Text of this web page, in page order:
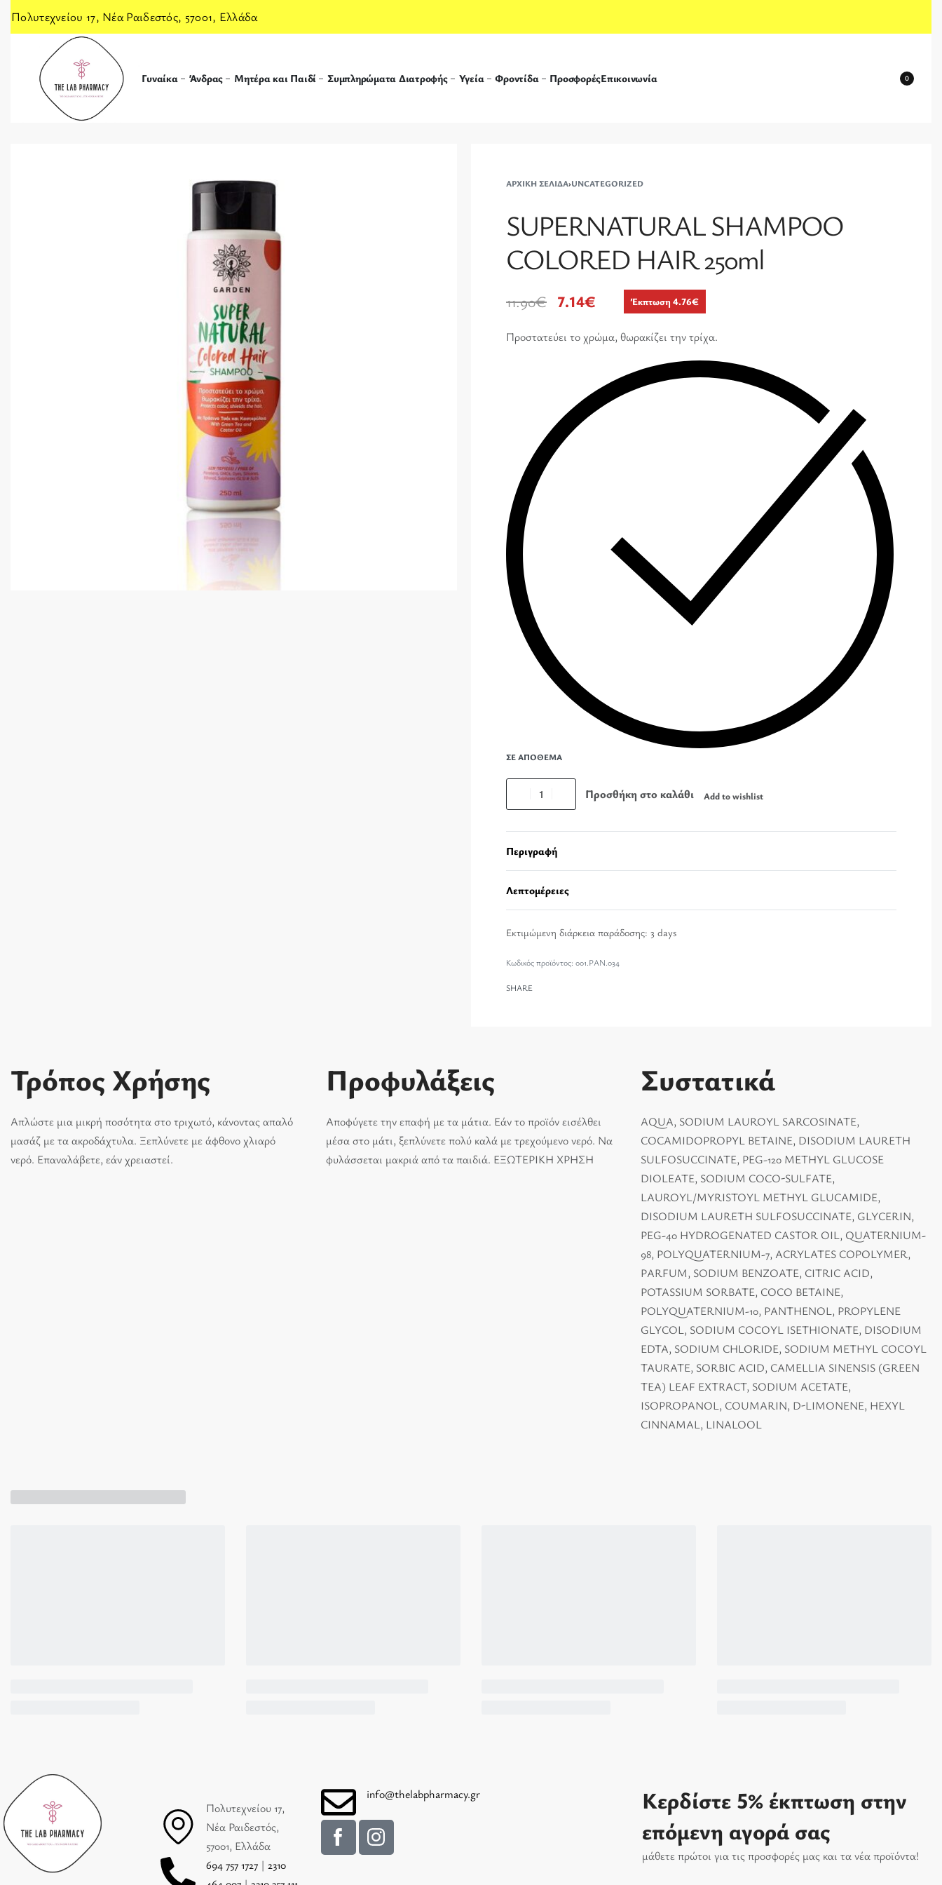
Πολυτεχνείου 17, Νέα Ραιδεστός, 57001, Ελλάδα
Γυναίκα Άνδρας Μητέρα και Παιδί Συμπληρώματα Διατροφής Υγεία Φροντίδα ΠροσφορέςΕπικοινωνία 0
ΑΡΧΙΚΉ ΣΕΛΊΔΑ›UNCATEGORIZED
SUPERNATURAL SHAMPOO
COLORED HAIR 250ml
11.90€ 7.14€ Έκπτωση 4.76€
Προστατεύει το χρώµα, θωρακίζει την τρίχα.
ΣΕ ΑΠΌΘΕΜΑ
Προσθήκη στο καλάθι Add to wishlist
Περιγραφή
Λεπτομέρειες
Εκτιμώμενη διάρκεια παράδοσης: 3 days
001.PAN.034
SHARE
Τρόπος Χρήσης
Απλώστε µια µικρή ποσότητα στο τριχωτό, κάνοντας απαλό
µασάζ µε τα ακροδάχτυλα. Ξεπλύνετε µε άφθονο χλιαρό
νερό. Επαναλάβετε, εάν χρειαστεί.
Προφυλάξεις
Αποφύγετε την επαφή με τα μάτια. Εάν το προϊόν εισέλθει
μέσα στο μάτι, ξεπλύνετε πολύ καλά με τρεχούμενο νερό. Να
φυλάσσεται μακριά από τα παιδιά. ΕΞΩΤΕΡΙΚΗ ΧΡΗΣΗ
Συστατικά
AQUA, SODIUM LAUROYL SARCOSINATE,
COCAMIDOPROPYL BETAINE, DISODIUM LAURETH
SULFOSUCCINATE, PEG-120 METHYL GLUCOSE
DIOLEATE, SODIUM COCO-SULFATE,
LAUROYL/MYRISTOYL METHYL GLUCAMIDE,
DISODIUM LAURETH SULFOSUCCINATE, GLYCERIN,
PEG-40 HYDROGENATED CASTOR OIL, QUATERNIUM-
98, POLYQUATERNIUM-7, ACRYLATES COPOLYMER,
PARFUM, SODIUM BENZOATE, CITRIC ACID,
POTASSIUM SORBATE, COCO BETAINE,
POLYQUATERNIUM-10, PANTHENOL, PROPYLENE
GLYCOL, SODIUM COCOYL ISETHIONATE, DISODIUM
EDTA, SODIUM CHLORIDE, SODIUM METHYL COCOYL
TAURATE, SORBIC ACID, CAMELLIA SINENSIS (GREEN
TEA) LEAF EXTRACT, SODIUM ACETATE,
ISOPROPANOL, COUMARIN, D-LIMONENE, HEXYL
CINNAMAL, LINALOOL
Πολυτεχνείου 17,
Νέα Ραιδεστός,
57001, Ελλάδα
694 757 1727| 2310
info@thelabpharmacy.gr
Κερδίστε 5% έκπτωση στην
επόμενη αγορά σας
μάθετε πρώτοι για τις προσφορές μας και τα νέα προϊόντα!